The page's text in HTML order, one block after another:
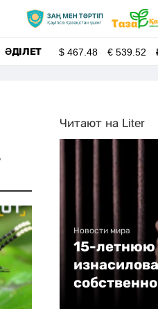
ӘДІЛЕТ $467.48 €539.52
Читают на Liter
Новости мира
15-летнюю